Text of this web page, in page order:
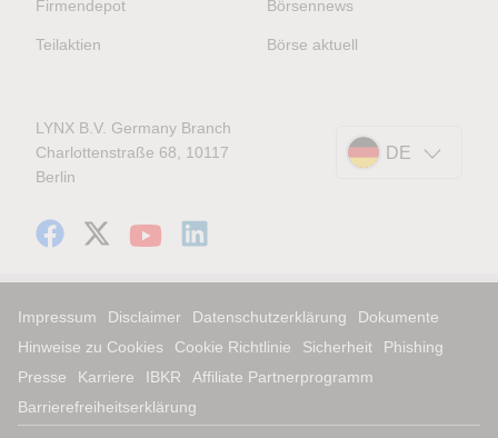
Firmendepot
Teilaktien
Börsennews
Börse aktuell
LYNX B.V. Germany Branch
Charlottenstraße 68, 10117
Berlin
DE
Impressum Disclaimer Datenschutzerklärung
Dokumente
Hinweise zu Cookies
Cookie Richtlinie Sicherheit
Phishing
Presse
Karriere IBKR
Affiliate Partnerprogramm
Barrierefreiheitserklärung